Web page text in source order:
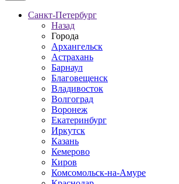
Санкт-Петербург
Назад
Города
Архангельск
Астрахань
Барнаул
Благовещенск
Владивосток
Волгоград
Воронеж
Екатеринбург
Иркутск
Казань
Кемерово
Киров
Комсомольск-на-Амуре